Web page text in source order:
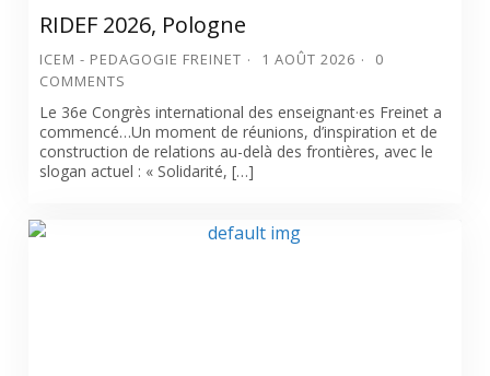
RIDEF 2026, Pologne
ICEM - PEDAGOGIE FREINET 1 AOÛT 2026
0
COMMENTS
Le 36e Congrès international des enseignant·es Freinet a
commencé…Un moment de réunions, d’inspiration et de
construction de relations au-delà des frontières, avec le
slogan actuel : « Solidarité, […]